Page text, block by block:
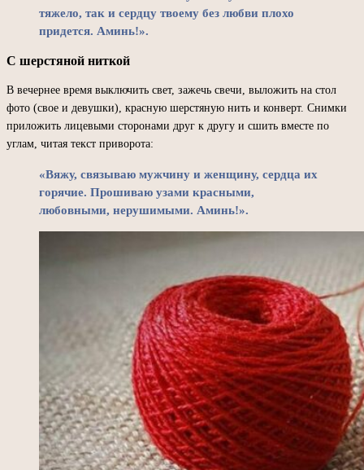
тяжело, так и сердцу твоему без любви плохо
придется. Аминь!».
С шерстяной ниткой
В вечернее время выключить свет, зажечь свечи, выложить на стол
фото (свое и девушки), красную шерстяную нить и конверт. Снимки
приложить лицевыми сторонами друг к другу и сшить вместе по
углам, читая текст приворота:
«Вяжу, связываю мужчину и женщину, сердца их
горячие. Прошиваю узами красными,
любовными, нерушимыми. Аминь!».